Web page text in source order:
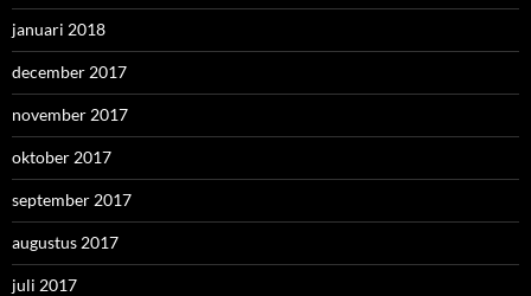
januari 2018
december 2017
november 2017
oktober 2017
september 2017
augustus 2017
juli 2017